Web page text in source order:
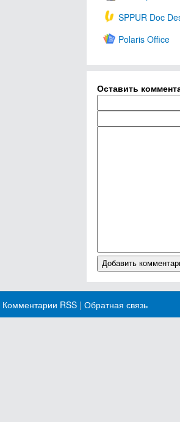
SPPUR Doc
Polaris Office
Оставить
Комментарии RSS | Обратная связь